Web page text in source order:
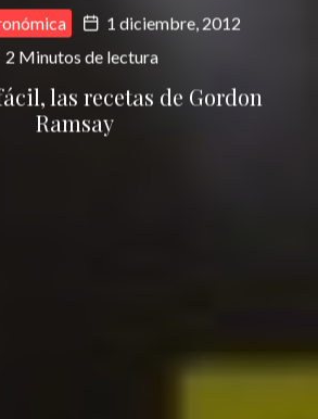
1 diciembre, 2012
2 Minutos de lectura
las recetas de Gordon
Ramsay